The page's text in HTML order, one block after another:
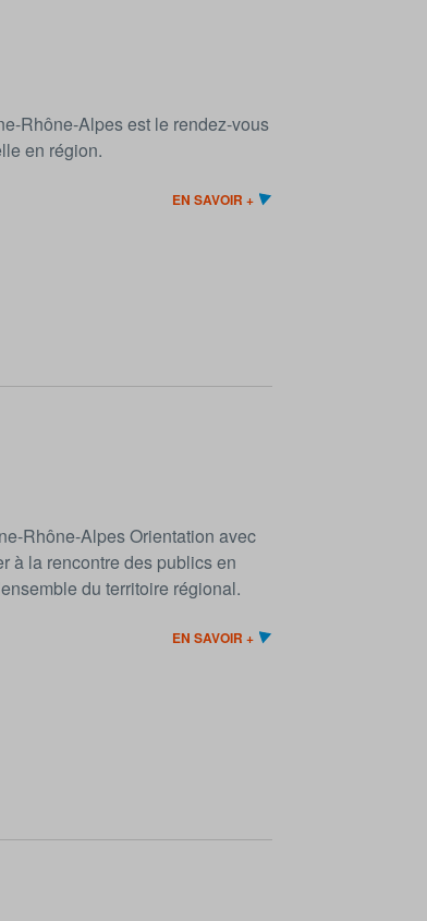
Rhône-Alpes est le rendez-vous
en région.
EN SAVOIR +
Rhône-Alpes Orientation avec
à la rencontre des publics en
du territoire régional.
EN SAVOIR +